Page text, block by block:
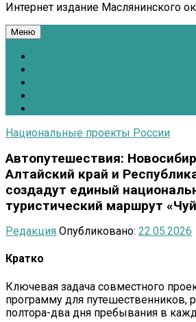
Интернет издание Маслянинского
Меню
Национальные проекты России
Автопутешествия:
Алтайский край и
создадут единый
туристический маршрут
Редакция Опубликовано: 22.05.2026
Кратко
Ключевая задача совместного
программу для путешественников,
полтора-два дня пребывания в